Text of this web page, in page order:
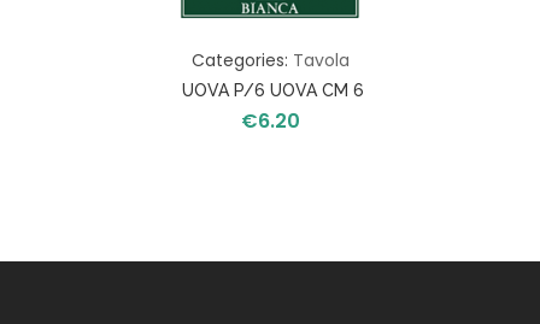
Categories: Tavola
UOVA P/6 UOVA CM 6
CM14X9X4
€6.20